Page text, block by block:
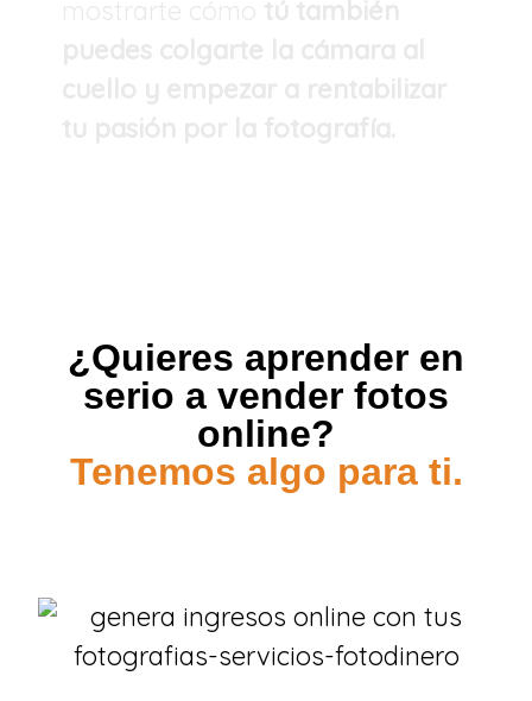
¿Quieres aprender en
serio a vender fotos
online?
Tenemos algo para ti.